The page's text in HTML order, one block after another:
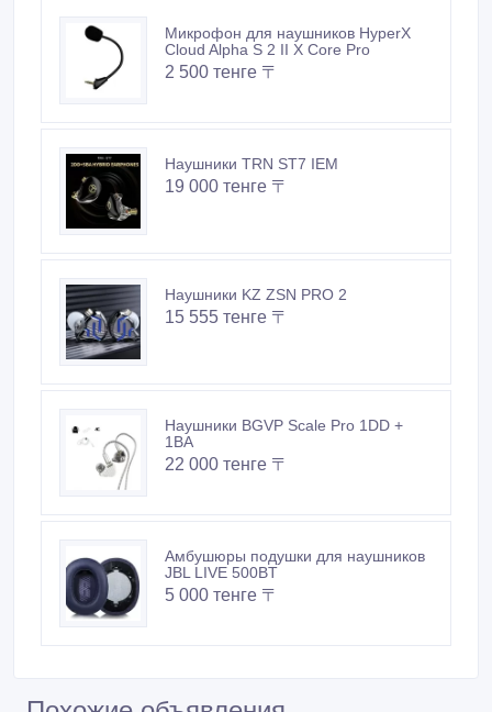
Микрофон для наушников HyperX
Cloud Alpha S 2 II X Core Pro
2 500 тенге 〒
Наушники TRN ST7 IEM
19 000 тенге 〒
Наушники KZ ZSN PRO 2
15 555 тенге 〒
Наушники BGVP Scale Pro 1DD +
1BA
22 000 тенге 〒
Амбушюры подушки для наушников
JBL LIVE 500BT
5 000 тенге 〒